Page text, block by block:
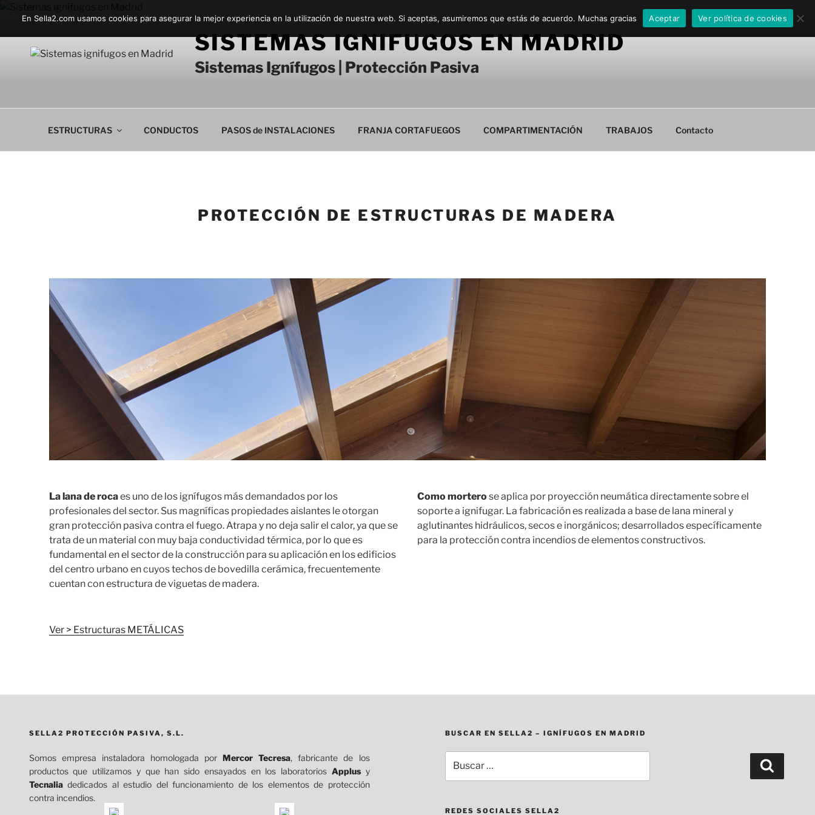
contenido
SISTEMAS IGNIFUGOS EN MADRID
Sistemas Ignífugos | Protección Pasiva
ESTRUCTURAS CONDUCTOS PASOS de INSTALACIONES FRANJA CORTAFUEGOS COMPARTIMENTACIÓN TRABAJOS Contacto
PROTECCIÓN DE ESTRUCTURAS DE MADERA
La lana de rocaes uno de los ignífugos más demandados por los
profesionales del sector. Sus magníficas propiedades aislantes le otorgan
gran protección pasiva contra el fuego. Atrapa y no deja salir el calor, ya que se
trata de un material con muy baja conductividad térmica, por lo que es
fundamental en el sector de la construcción para su aplicación en los edificios
del centro urbano en cuyos techos de bovedilla cerámica, frecuentemente
cuentan con estructura de viguetas de madera.
Como morterose aplica por proyección neumática directamente sobre el
soporte a ignifugar. La fabricación es realizada a base de lana mineral y
aglutinantes hidráulicos, secos e inorgánicos; desarrollados específicamente
para la protección contra incendios de elementos constructivos.
Ver > Estructuras METÁLICAS
SELLA2 PROTECCIÓN PASIVA, S.L.
Somos empresa instaladora homologada porMercor Tecresa, fabricante de los
productos que utilizamos y que han sido ensayados en los laboratorios Applus y
Tecnalia dedicados al estudio del funcionamiento de los elementos de protección
contra incendios.
BUSCAR EN SELLA2 – IGNÍFUGOS EN MADRID
por:
REDES SOCIALES SELLA2
En Sella2.com usamos cookies para asegurar la mejor experiencia en la utilización de nuestra web. Si aceptas, asumiremos que estás de acuerdo. Muchas gracias Aceptar Ver política de cookies